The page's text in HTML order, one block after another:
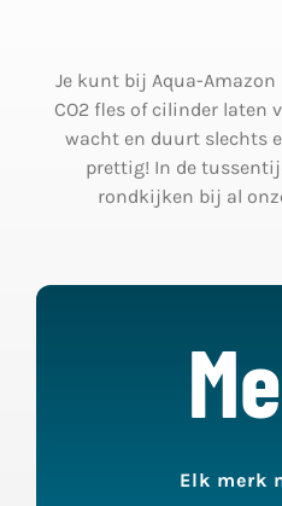
Contact
Mijn Account
Je kunt bij Aqua-
CO2 fles of cilinder laten
wacht en duurt slechts
prettig! In de
rondkijken bij al
Elk merk